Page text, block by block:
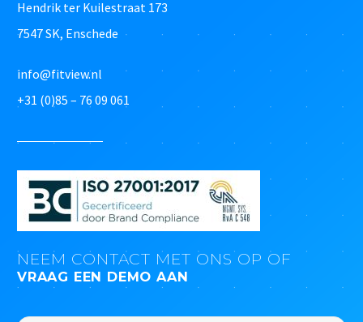
Hendrik ter Kuilestraat 173
7547 SK, Enschede
info@fitview.nl
+31 (0)85 – 76 09 061
NEEM CONTACT MET ONS OP OF
VRAAG EEN DEMO AAN